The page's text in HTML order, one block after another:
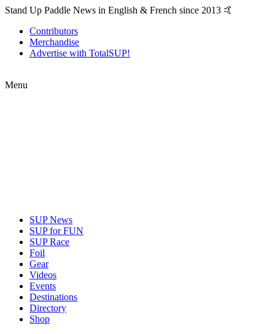
Stand Up Paddle News in English & French since 2013 🤙
Contributors
Merchandise
Advertise with TotalSUP!
Menu
SUP News
SUP for FUN
SUP Race
Foil
Gear
Videos
Events
Destinations
Directory
Shop